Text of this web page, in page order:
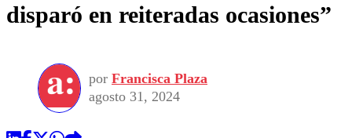
disparó en reiteradas ocasiones”
por Francisca Plaza
agosto 31, 2024